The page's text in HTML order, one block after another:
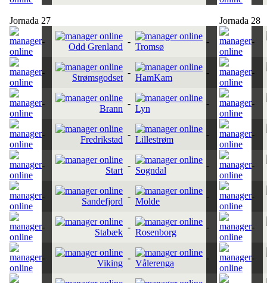
Jornada 27 Jornada 28
-
Odd Grenland
-
Tromsø
- -
-
Strømsgodset
-
HamKam
- -
-
Brann
-
Lyn
- -
-
Fredrikstad
-
Lillestrøm
- -
-
Start
-
Sogndal
- -
-
Sandefjord
-
Molde
- -
-
Stabæk
-
Rosenborg
- -
-
Viking
-
Vålerenga
- -